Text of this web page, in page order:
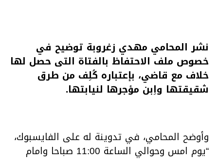
نشر المحامي مهدي زغروبة توضيح في
خصوص ملف الاحتفاظ بالفتاة التى حصل لها
خلاف مع قاضي، بإعتباره كُلِف من طرق
شقيقتها واِبن مؤجرها لنيابتها.
وأوضح المحامي، في تدوينة له على الفايسبوك،
“يوم امس وحوالي الساعة 11:00 صباحا وامام